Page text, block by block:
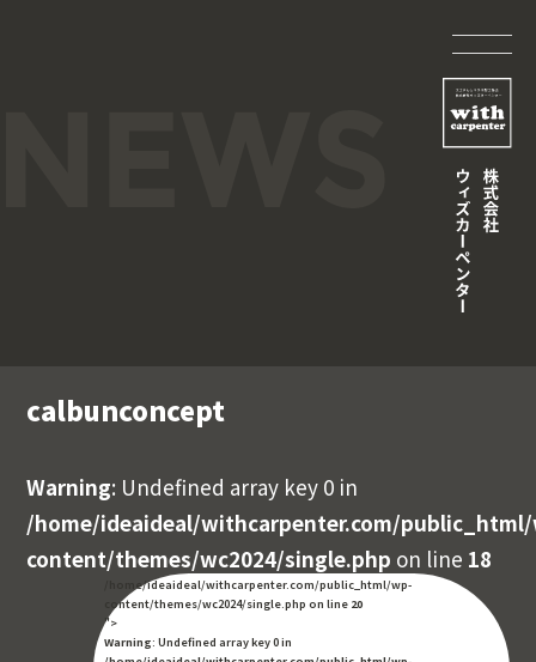
calbunconcept
Warning: Undefined array key 0 in
/home/ideaideal/withcarpenter.com/
content/themes/wc2024/single.php on line 18
/home/ideaideal/withcarpenter.com/public_html/wp-
content/themes/wc2024/single.php on line 20
">
Warning: Undefined array key 0 in